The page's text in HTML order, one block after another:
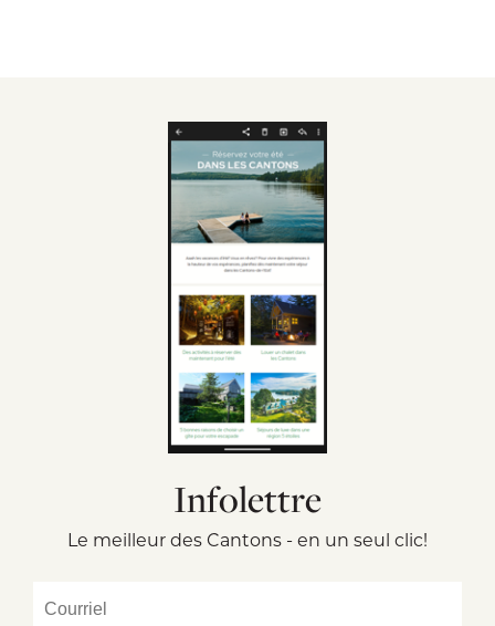
Infolettre
Le meilleur des Cantons - en un seul clic!